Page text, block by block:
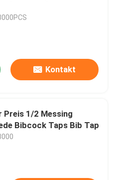
Kontakt
Preis 1/2 Messing
Bibcock Taps Bib Tap